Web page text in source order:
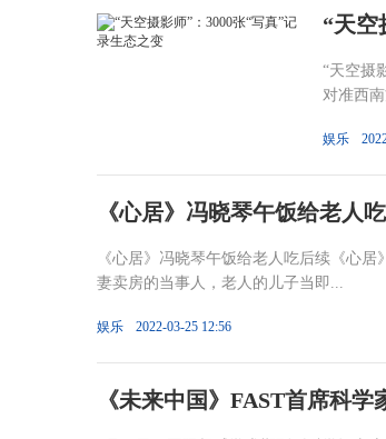
“天空
“天空摄
对准西
娱乐
《心居》冯晓琴午饭给老人
《心居》冯晓琴午饭给老人吃后续《心
妻卖房的当事人，老人的儿子当即...
娱乐 2022-03-25 12:56
《未来中国》FAST首席科